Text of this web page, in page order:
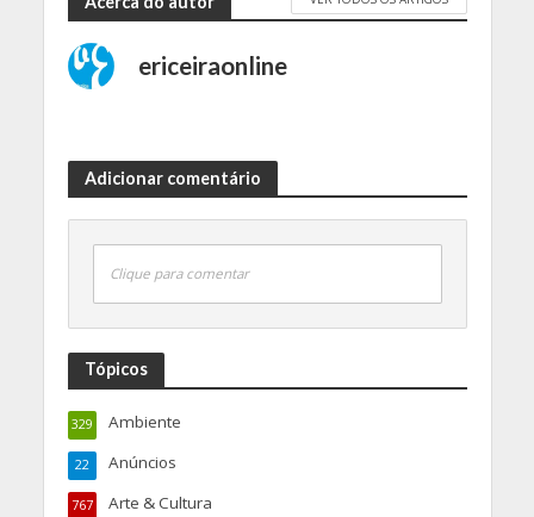
ericeiraonline
Adicionar comentário
Clique para comentar
Tópicos
Ambiente
329
Anúncios
22
Arte & Cultura
767